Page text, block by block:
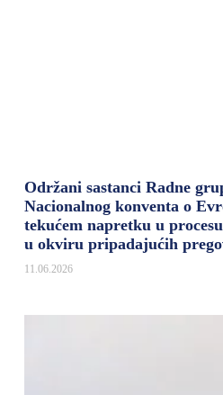
Održani sastanci Radne
Nacionalnog konventa o
tekućem napretku u
u okviru pripadajućih
11.06.2026